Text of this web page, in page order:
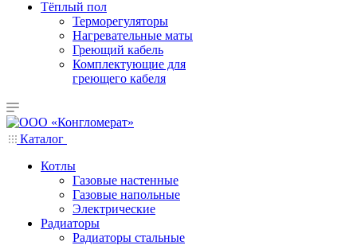
Тёплый пол
Терморегуляторы
Нагревательные маты
Греющий кабель
Комплектующие для
греющего кабеля
Каталог
Котлы
Газовые настенные
Газовые напольные
Электрические
Радиаторы
Радиаторы стальные